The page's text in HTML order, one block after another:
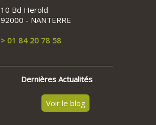
10 Bd Herold
92000 - NANTERRE
> 01 84 20 78 58
Dernières Actualités
Voir le blog